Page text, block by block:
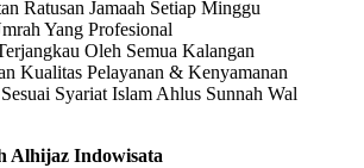
Ratusan Jamaah Setiap Minggu
Yang Profesional
Oleh Semua Kalangan
Kualitas Pelayanan & Kenyamanan
Syariat Islam Ahlus Sunnah Wal
Alhijaz Indowisata